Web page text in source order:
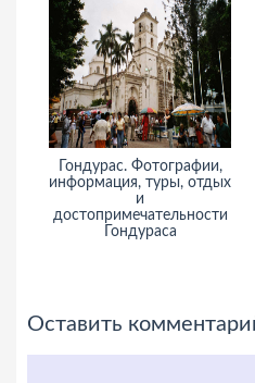
Гондурас. Фотографии,
информация, туры, отдых
и
достопримечательности
Гондураса
Оставить